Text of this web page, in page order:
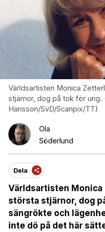
Världsartisten Monica
stjärnor, dog på tok för ung.
Hansson/SvD/Scanpix/TT)
Ola
Söderlund
Dela
Världsartisten
största stjärnor, dog
sängrökte och
inte dö på det här